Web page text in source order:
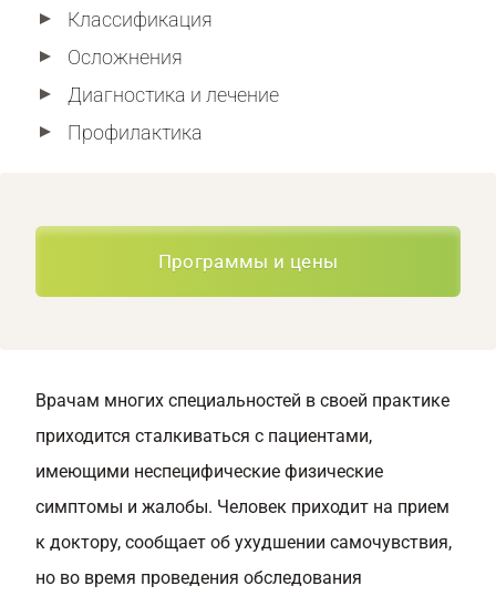
Классификация
Осложнения
Диагностика и лечение
Профилактика
Программы и цены
Врачам многих специальностей в своей практике
приходится сталкиваться с пациентами,
имеющими неспецифические физические
симптомы и жалобы. Человек приходит на прием
к доктору, сообщает об ухудшении самочувствия,
но во время проведения обследования